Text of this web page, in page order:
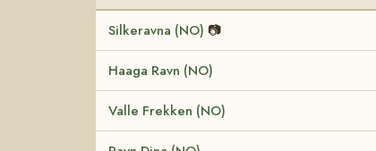
Silkeravna (NO) 📷
Haaga Ravn (NO)
Valle Frekken (NO)